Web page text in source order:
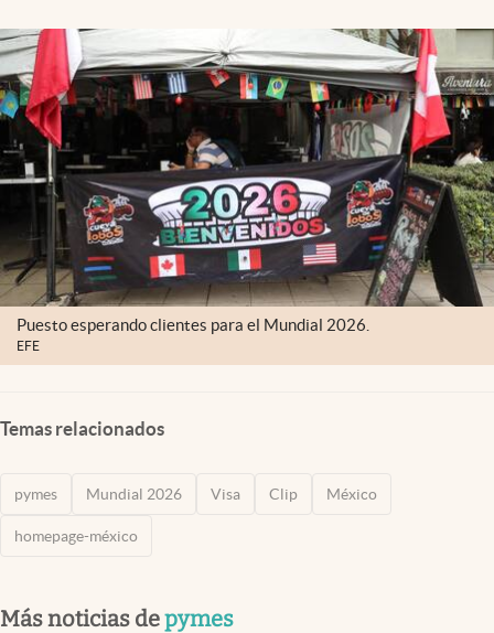
abre en nueva pestaña
México
Puesto esperando clientes para el Mundial 2026.
EFE
Temas relacionados
pymes Mundial 2026 Visa Clip México
homepage-méxico
Más noticias depymes